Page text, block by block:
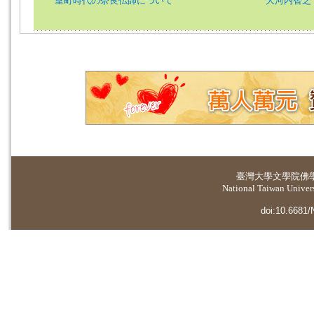
臺灣大學文學院佛
National Taiwan
doi:10.6681/